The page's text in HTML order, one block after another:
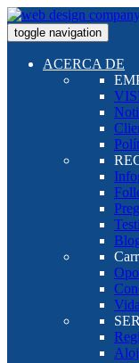
toggle navigation
ACERCA DE